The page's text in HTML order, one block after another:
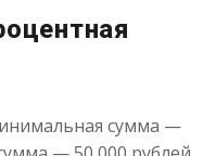
от 1до 21 дня
сумма —